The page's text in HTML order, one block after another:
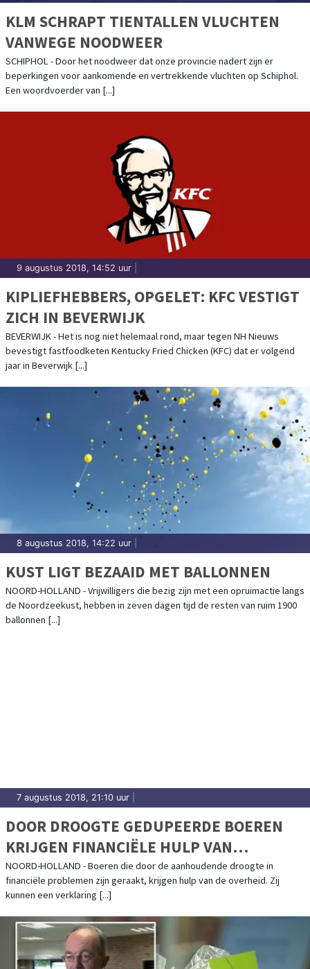
KLM SCHRAPT TIENTALLEN VLUCHTEN
VANWEGE NOODWEER
SCHIPHOL - Door het noodweer dat onze provincie nadert zijn er
beperkingen voor aankomende en vertrekkende vluchten op Schiphol.
Een woordvoerder van [...]
9 augustus 2018, 14:52 uur
KIPLIEFHEBBERS, OPGELET: KFC VESTIGT
ZICH IN BEVERWIJK
BEVERWIJK - Het is nog niet helemaal rond, maar tegen NH Nieuws
bevestigt fastfoodketen Kentucky Fried Chicken (KFC) dat er volgend
jaar in Beverwijk [...]
8 augustus 2018, 14:22 uur
KUST LIGT BEZAAID MET BALLONNEN
NOORD-HOLLAND - Vrijwilligers die bezig zijn met een opruimactie langs
de Noordzeekust, hebben in zeven dagen tijd de resten van ruim 1900
ballonnen [...]
7 augustus 2018, 21:10 uur
DOOR DROOGTE GEDUPEERDE BOEREN
KRIJGEN FINANCIËLE HULP VAN
MINISTER
NOORD-HOLLAND - Boeren die door de aanhoudende droogte in
financiële problemen zijn geraakt, krijgen hulp van de overheid. Zij
kunnen een verklaring [...]